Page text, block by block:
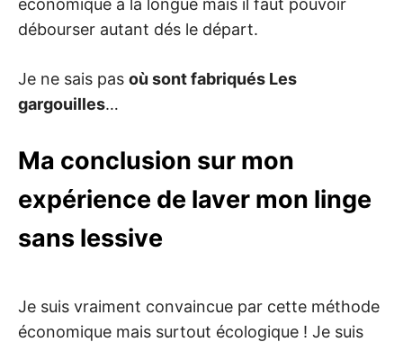
économique à la longue mais il faut pouvoir
débourser autant dés le départ.
Je ne sais pas où sont fabriqués Les
gargouilles…
Ma conclusion sur mon
expérience de laver mon linge
sans lessive
Je suis vraiment convaincue par cette méthode
économique mais surtout écologique ! Je suis